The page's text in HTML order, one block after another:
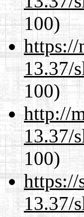
100)
https://
13.37/
100)
http://
13.37/
100)
https://
13.37/